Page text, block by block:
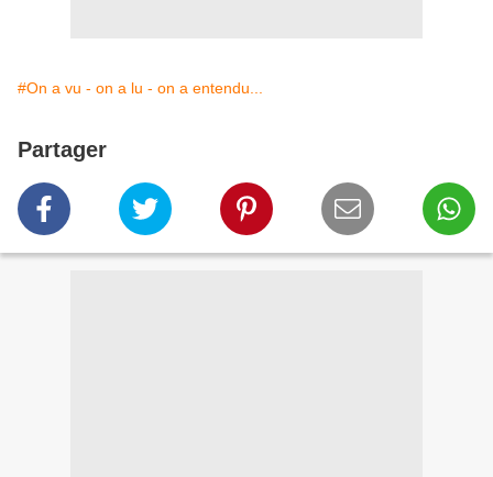
#On a vu - on a lu - on a entendu...
Partager